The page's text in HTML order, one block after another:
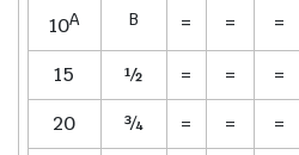
10A B = = =
15 ½ = = =
20
¾ = = =